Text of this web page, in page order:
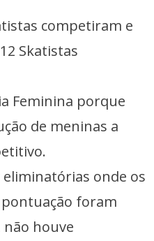
competiram e
Skatistas
Feminina porque
de meninas a
onde os
foram
não houve